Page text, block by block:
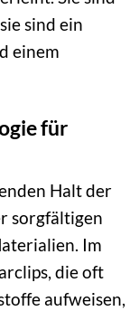
sind ein
einem
für
Halt der
sorgfältigen
Im
die oft
aufweisen,